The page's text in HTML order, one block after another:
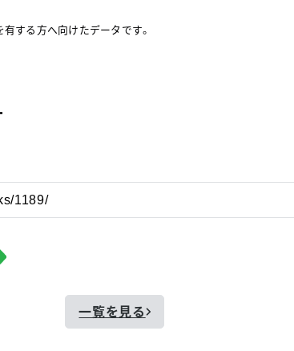
する方へ向けたデータです。
一覧を見る